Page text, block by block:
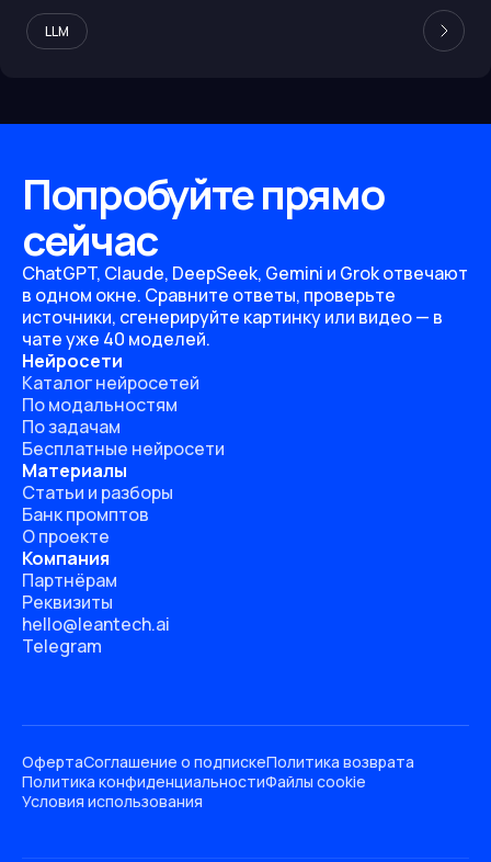
LLM
Попробуйте прямо
сейчас
ChatGPT, Claude, DeepSeek, Gemini и Grok отвечают
в одном окне. Сравните ответы, проверьте
источники, сгенерируйте картинку или видео — в
чате уже 40 моделей.
Нейросети
Каталог нейросетей
По модальностям
По задачам
Бесплатные нейросети
Материалы
Статьи и разборы
Банк промптов
О проекте
Компания
Партнёрам
Реквизиты
hello@leantech.ai
Telegram
ОфертаСоглашение о подпискеПолитика возврата
Политика конфиденциальностиФайлы cookie
Условия использования